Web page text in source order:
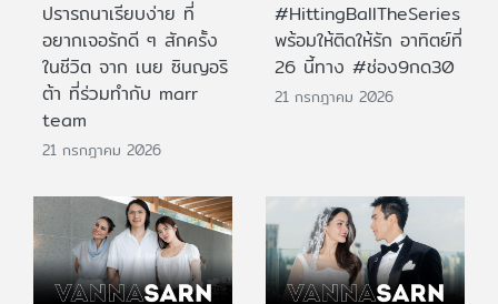
ปรารถนาเรียบง่าย ที่
อยากเจอรักดี ๆ สักครั้ง
ในชีวิต จาก เนย ซินญอริ
ต้า ที่ร่วมทำกับ marr
team
21 กรกฎาคม 2026
#HittingBallTheSeries
พร้อมให้ติดให้รัก อาทิตย์ที่
26 นี้ทาง #ช่อง9กด30
21 กรกฎาคม 2026